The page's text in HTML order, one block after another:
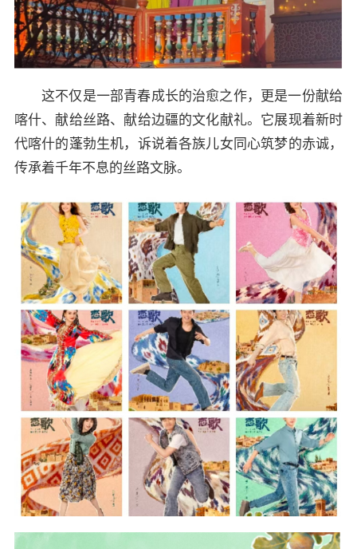
这不仅是一部青春成长的治愈之作，更是一份献给
喀什、献给丝路、献给边疆的文化献礼。它展现着新时
代喀什的蓬勃生机，诉说着各族儿女同心筑梦的赤诚，
传承着千年不息的丝路文脉。